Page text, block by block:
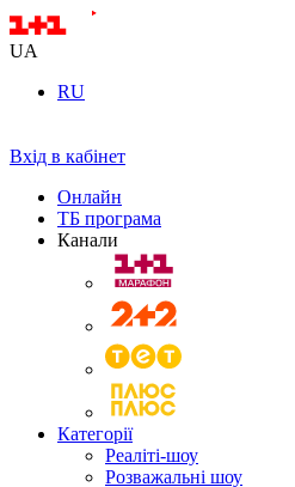
UA
RU
Вхід в кабінет
Онлайн
ТБ програма
Канали
Категорії
Реаліті-шоу
Розважальні шоу